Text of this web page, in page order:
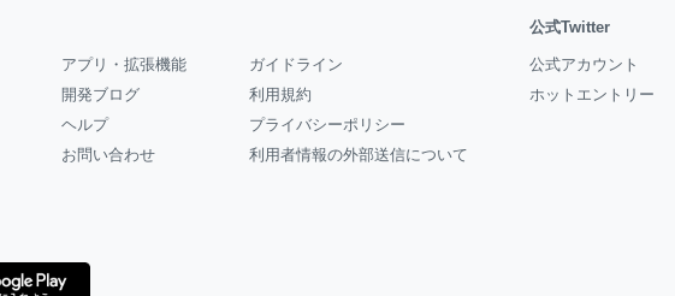
アプリ・拡張機能
開発ブログ
ヘルプ
お問い合わせ
ガイドライン
利用規約
プライバシーポリシー
利用者情報の外部送信について
公式Twitter
公式アカウント
ホットエントリー